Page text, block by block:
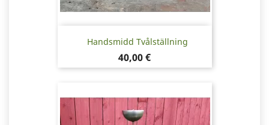
Handsmidd Tvålställning
Pris
40,00 €